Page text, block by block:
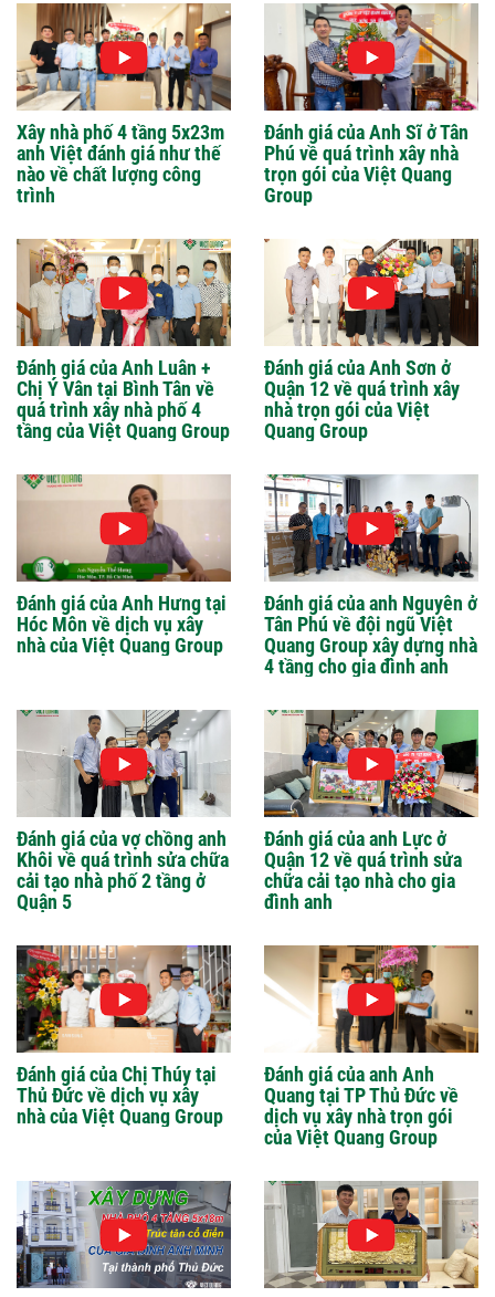
Xây nhà phố 4 tầng 5x23m
anh Việt đánh giá như thế
nào về chất lượng công
trình
Đánh giá của Anh Sĩ ở Tân
Phú về quá trình xây nhà
trọn gói của Việt Quang
Group
Đánh giá của Anh Luân +
Chị Ý Vân tại Bình Tân về
quá trình xây nhà phố 4
tầng của Việt Quang Group
Đánh giá của Anh Sơn ở
Quận 12 về quá trình xây
nhà trọn gói của Việt
Quang Group
Đánh giá của Anh Hưng tại
Hóc Môn về dịch vụ xây
nhà của Việt Quang Group
Đánh giá của anh Nguyên ở
Tân Phú về đội ngũ Việt
Quang Group xây dựng nhà
4 tầng cho gia đình anh
Đánh giá của vợ chồng anh
Khôi về quá trình sửa chữa
cải tạo nhà phố 2 tầng ở
Quận 5
Đánh giá của anh Lực ở
Quận 12 về quá trình sửa
chữa cải tạo nhà cho gia
đình anh
Đánh giá của Chị Thúy tại
Thủ Đức về dịch vụ xây
nhà của Việt Quang Group
Đánh giá của anh Anh
Quang tại TP Thủ Đức về
dịch vụ xây nhà trọn gói
của Việt Quang Group